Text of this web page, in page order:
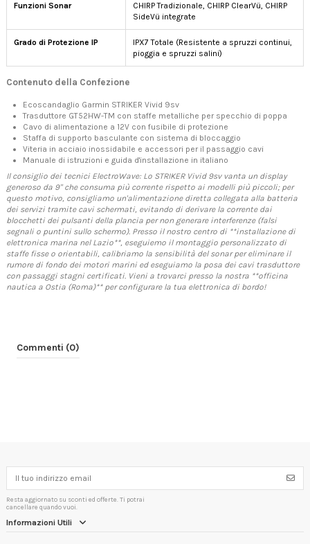
Funzioni Sonar
CHIRP Tradizionale, CHIRP ClearVü, CHIRP
SideVü integrate
Grado di Protezione IP
IPX7 Totale (Resistente a spruzzi continui,
pioggia e spruzzi salini)
Contenuto della Confezione
Ecoscandaglio Garmin STRIKER Vivid 9sv
Trasduttore GT52HW-TM con staffe metalliche per specchio di poppa
Cavo di alimentazione a 12V con fusibile di protezione
Staffa di supporto basculante con sistema di bloccaggio
Viteria in acciaio inossidabile e accessori per il passaggio cavi
Manuale di istruzioni e guida d'installazione in italiano
Il consiglio dei tecnici ElectroWave: Lo STRIKER Vivid 9sv vanta un display
generoso da 9" che consuma più corrente rispetto ai modelli più piccoli; per
questo motivo, consigliamo un'alimentazione diretta collegata alla batteria
dei servizi tramite cavi schermati, evitando di derivare la corrente dai
blocchetti dei pulsanti della plancia per non generare interferenze (falsi
segnali o puntini sullo schermo). Presso il nostro centro di **installazione di
elettronica marina nel Lazio**, eseguiemo il montaggio personalizzato di
staffe fisse o orientabili, calibriamo la sensibilità del sonar per eliminare il
rumore di fondo dei motori marini ed eseguiamo la posa dei cavi trasduttore
con passaggi stagni certificati. Vieni a trovarci presso la nostra **officina
nautica a Ostia (Roma)** per configurare la tua elettronica di bordo!
Commenti (0)
Resta aggiornato su sconti ed offerte. Ti potrai
cancellare quando vuoi.
Informazioni Utili